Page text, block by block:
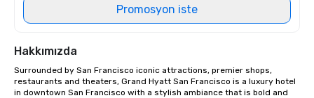
Promosyon iste
Hakkımızda
Surrounded by San Francisco iconic attractions, premier shops,
restaurants and theaters, Grand Hyatt San Francisco is a luxury hotel
in downtown San Francisco with a stylish ambiance that is bold and